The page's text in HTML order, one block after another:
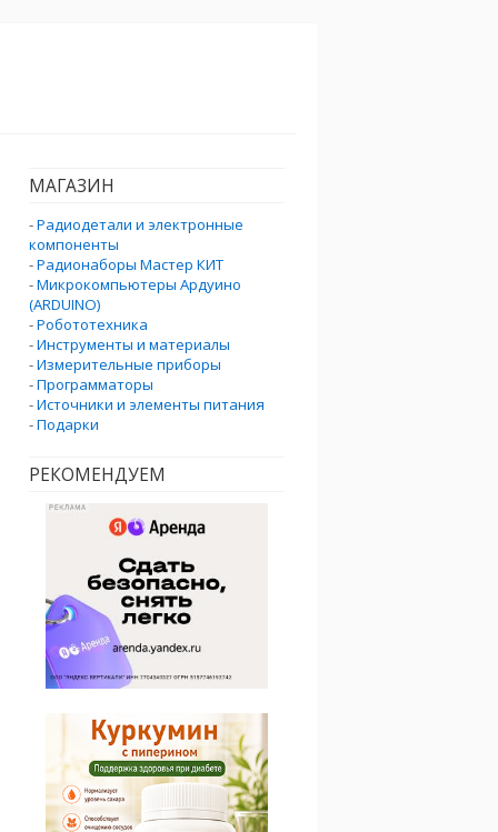
МАГАЗИН
-Радиодетали и электронные
компоненты
-Радионаборы Мастер КИТ
-Микрокомпьютеры Ардуино
(ARDUINO)
-Робототехника
-Инструменты и материалы
-Измерительные приборы
-Программаторы
-Источники и элементы питания
-Подарки
РЕКОМЕНДУЕМ